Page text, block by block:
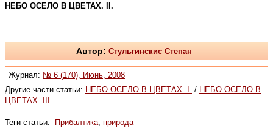
НЕБО ОСЕЛО В ЦВЕТАХ. II.
Автор: Стульгинскиc Степан
Журнал: № 6 (170), Июнь, 2008
Другие части статьи: НЕБО ОСЕЛО В ЦВЕТАХ. I. / НЕБО ОСЕЛО В
ЦВЕТАХ. III.
Теги статьи: Прибалтика, природа